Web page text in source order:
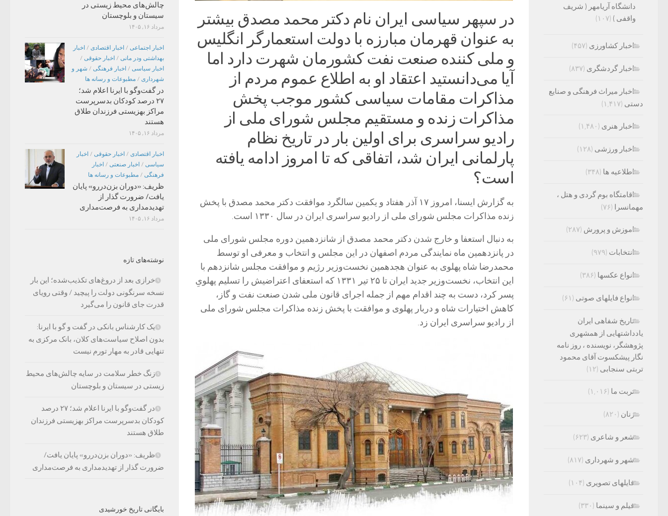
در سپهر سیاسی ایران نام دکتر محمد مصدق بیشتر
به عنوان قهرمان مبارزه با دولت استعمارگر انگلیس
و ملی کننده صنعت نفت کشورمان شهرت دارد اما
آیا می‌دانستید اعتقاد او به اطلاع عموم مردم از
مذاکرات مقامات سیاسی کشور موجب پخش
مذاکرات زنده و مستقیم مجلس شورای ملی از
رادیو سراسری برای اولین بار در تاریخ نظام
پارلمانی ایران شد، اتفاقی که تا امروز ادامه یافته
است؟
به گزارش ایسنا، امروز ۱۷ آذر هفتاد و یکمین سالگرد موافقت دکتر محمد مصدق با پخش
زنده مذاکرات مجلس شورای ملی از رادیو سراسری ایران در سال ۱۳۳۰ است.
به دنبال استعفا و خارج شدن دکتر محمد مصدق از شانزدهمین دوره مجلس شورای ملی
در پانزدهمین ماه نمایندگی مردم اصفهان در این مجلس و انتخاب و معرفی او توسط
محمدرضا شاه پهلوی به عنوان هجدهمین نخست‌وزیر رژیم و موافقت مجلس شانزدهم با
این انتخاب، نخست‌وزیر جدید ایران تا ۲۵ تیر ۱۳۳۱ که استعفای اعتراضیش را تسلیم پهلویِ
پسر کرد، دست به چند اقدام مهم از جمله اجرای قانون ملی شدن صنعت نفت و گاز،
کاهش اختیارات شاه و دربار پهلوی و موافقت با پخش زنده مذاکرات مجلس شورای ملی
از رادیو سراسری ایران زد.
چالش‌های محیط زیستی در
سیستان و بلوچستان
مرداد ۱۶, ۱۴۰۵
اخبار اجتماعی / اخبار اقتصادی / اخبار
بهداشتی ودر مانی / اخبار حقوقی /
اخبار سیاسی / اخبار فرهنگی / شهر و
شهرداری / مطبوعات و رسانه ها
در گفت‌وگو با ایرنا اعلام شد؛
۲۷ درصد کودکان بدسرپرست
مراکز بهزیستی فرزندان طلاق
هستند
مرداد ۱۶, ۱۴۰۵
اخبار اقتصادی / اخبار حقوقی / اخبار
سیاسی / اخبار صنعتی / اخبار
فرهنگی / مطبوعات و رسانه ها
ظریف: «دوران بزن‌دررو» پایان
یافت/ ضرورت گذار از
تهدیدمداری به فرصت‌مداری
مرداد ۱۶, ۱۴۰۵
نوشته‌های تازه
خرازی بعد از دروغ‌های تکذیب‌شده؛ این بار
نسخه سرنگونی دولت را پیچید / وقتی رویای
قدرت جای قانون را می‌گیرد
یک کارشناس بانکی در گفت و گو با ایرنا:
بدون اصلاح سیاست‌های کلان، بانک مرکزی به
تنهایی قادر به مهار تورم نیست
زنگ خطر سلامت در سایه چالش‌های محیط
زیستی در سیستان و بلوچستان
در گفت‌وگو با ایرنا اعلام شد؛ ۲۷ درصد
کودکان بدسرپرست مراکز بهزیستی فرزندان
طلاق هستند
ظریف: «دوران بزن‌دررو» پایان یافت/
ضرورت گذار از تهدیدمداری به فرصت‌مداری
بایگانی تاریخ خورشیدی
دانشگاه آریامهر ( شریف
واقفی ) (۱۰۷)
اخبار کشاورزی (۴۵۷)
اخبار گردشگری (۸۳۷)
اخبار میراث فرهنگی و صنایع
دستی (۱,۴۱۷)
اخبار هنری (۱,۴۸۰)
اخبار ورزشی (۱۲۸)
اطلاعیه ها (۳۴۸)
اقامتگاه بوم گردی و هتل ،
مهمانسرا (۷۶)
اموزش و پرورش (۲۸۷)
انتخابات (۹۷۹)
انواع عکسها (۳۸۶)
انواع فایلهای صوتی (۶۱)
تاریخ شفاهی ایران
یادداشتهایی از همشهری
پژوهشگر، نویسنده ، روز نامه
نگار پیشکسوت آقای محمود
تربتی سنجابی (۱۲)
تربت ما (۱,۰۱۶)
زنان (۸۲۰)
شعر و شاعری (۶۲۳)
شهر و شهرداری (۸۱۷)
فایلهای تصویری (۱۰۴)
فیلم و سینما (۳۳۰)